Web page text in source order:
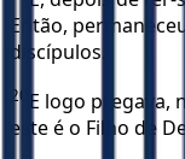
Então,
discípulos.
20 E logo pregava,
este é o Filho de